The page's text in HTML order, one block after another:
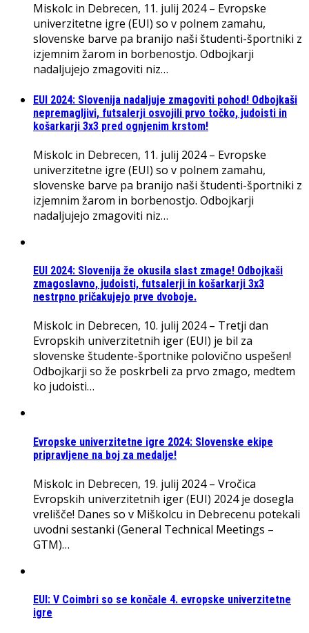
Miskolc in Debrecen, 11. julij 2024 – Evropske
univerzitetne igre (EUI) so v polnem zamahu,
slovenske barve pa branijo naši študenti-športniki z
izjemnim žarom in borbenostjo. Odbojkarji
nadaljujejo zmagoviti niz…
EUI 2024: Slovenija nadaljuje zmagoviti pohod! Odbojkaši
nepremagljivi, futsalerji osvojili prvo točko, judoisti in
košarkarji 3x3 pred ognjenim krstom!
Miskolc in Debrecen, 11. julij 2024 – Evropske
univerzitetne igre (EUI) so v polnem zamahu,
slovenske barve pa branijo naši študenti-športniki z
izjemnim žarom in borbenostjo. Odbojkarji
nadaljujejo zmagoviti niz…
EUI 2024: Slovenija že okusila slast zmage! Odbojkaši
zmagoslavno, judoisti, futsalerji in košarkarji 3x3
nestrpno pričakujejo prve dvoboje.
Miskolc in Debrecen, 10. julij 2024 – Tretji dan
Evropskih univerzitetnih iger (EUI) je bil za
slovenske študente-športnike polovično uspešen!
Odbojkarji so že poskrbeli za prvo zmago, medtem
ko judoisti…
Evropske univerzitetne igre 2024: Slovenske ekipe
pripravljene na boj za medalje!
Miskolc in Debrecen, 19. julij 2024 – Vročica
Evropskih univerzitetnih iger (EUI) 2024 je dosegla
vrelišče! Danes so v Miškolcu in Debrecenu potekali
uvodni sestanki (General Technical Meetings –
GTM)…
EUI: V Coimbri so se končale 4. evropske univerzitetne
igre